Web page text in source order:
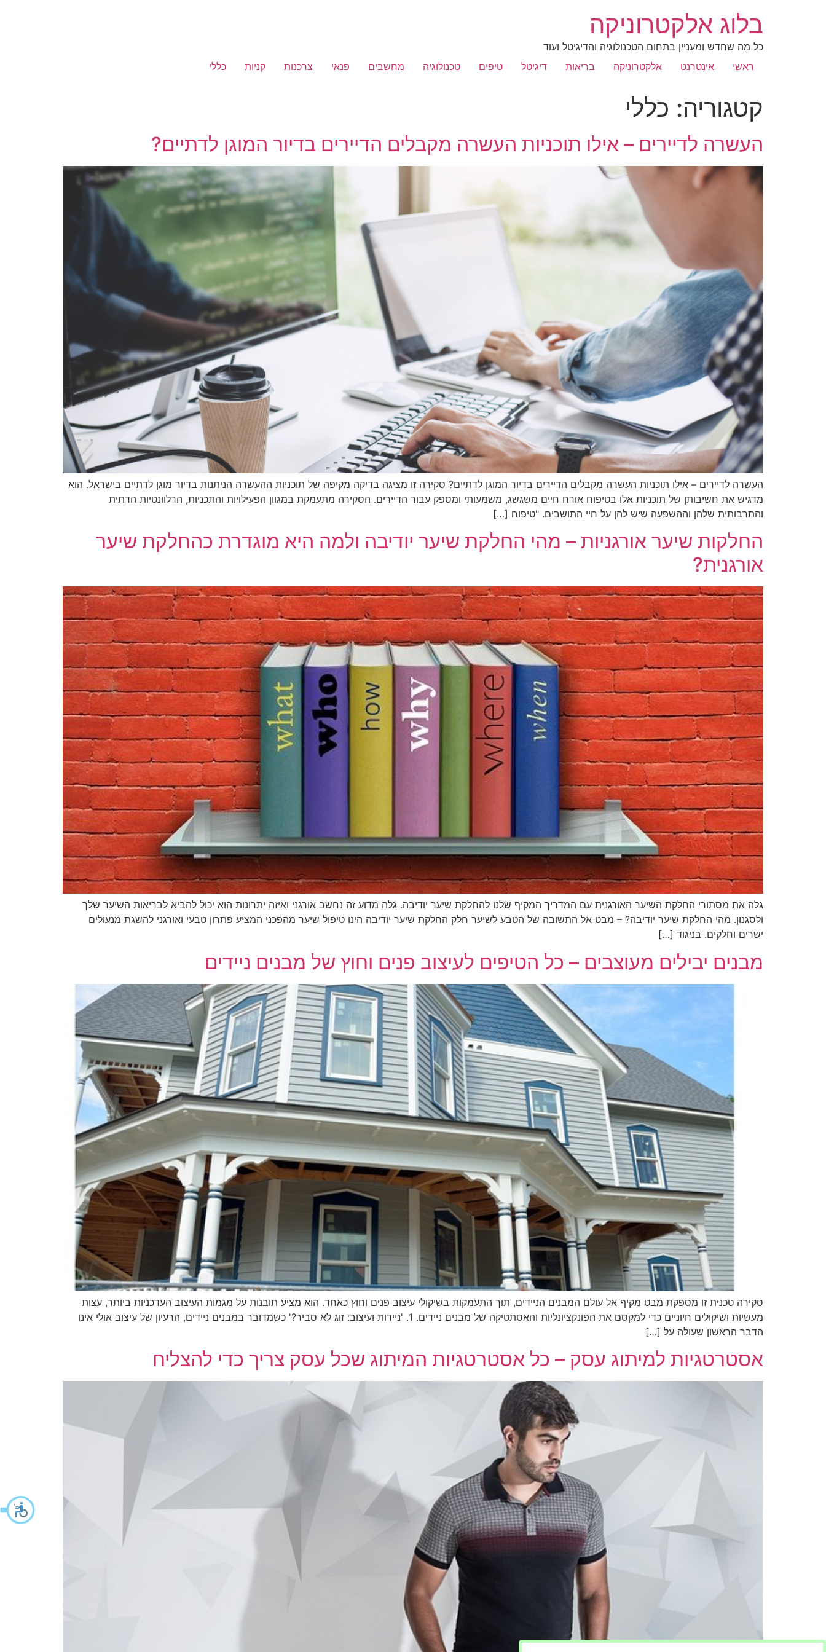
בלוג אלקטרוניקה
כל מה שחדש ומעניין בתחום הטכנולוגיה והדיגיטל ועוד
ראשי
אינטרנט אלקטרוניקה בריאות דיגיטל טיפים טכנולוגיה מחשבים פנאי צרכנות קניות כללי
קטגוריה: כללי
העשרה לדיירים – אילו תוכניות העשרה מקבלים הדיירים בדיור המוגן לדתיים?
העשרה לדיירים – אילו תוכניות העשרה מקבלים הדיירים בדיור המוגן לדתיים? סקירה זו מציגה בדיקה מקיפה של תוכניות ההעשרה הניתנות בדיור מוגן לדתיים בישראל. הוא
מדגיש את חשיבותן של תוכניות אלו בטיפוח אורח חיים משגשג, משמעותי ומספק עבור הדיירים. הסקירה מתעמקת במגוון הפעילויות והתכניות, הרלוונטיות הדתית
והתרבותית שלהן וההשפעה שיש להן על חיי התושבים. "טיפוח […]
החלקות שיער אורגניות – מהי החלקת שיער יודיבה ולמה היא מוגדרת כהחלקת שיער
אורגנית?
גלה את מסתורי החלקת השיער האורגנית עם המדריך המקיף שלנו להחלקת שיער יודיבה. גלה מדוע זה נחשב אורגני ואיזה יתרונות הוא יכול להביא לבריאות השיער שלך
ולסגנון. מהי החלקת שיער יודיבה? – מבט אל התשובה של הטבע לשיער חלק החלקת שיער יודיבה הינו טיפול שיער מהפכני המציע פתרון טבעי ואורגני להשגת מנעולים
ישרים וחלקים. בניגוד […]
מבנים יבילים מעוצבים – כל הטיפים לעיצוב פנים וחוץ של מבנים ניידים
סקירה טכנית זו מספקת מבט מקיף אל עולם המבנים הניידים, תוך התעמקות בשיקולי עיצוב פנים וחוץ כאחד. הוא מציע תובנות על מגמות העיצוב העדכניות ביותר, עצות
מעשיות ושיקולים חיוניים כדי למקסם את הפונקציונליות והאסתטיקה של מבנים ניידים. 1. 'ניידות ועיצוב: זוג לא סביר?' כשמדובר במבנים ניידים, הרעיון של עיצוב אולי אינו
הדבר הראשון שעולה על […]
אסטרטגיות למיתוג עסק – כל אסטרטגיות המיתוג שכל עסק צריך כדי להצליח